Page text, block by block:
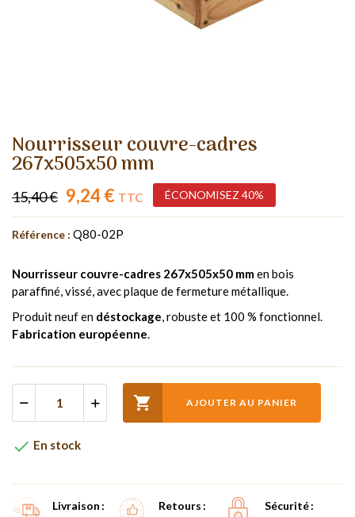
Nourrisseur couvre-cadres
267x505x50 mm
15,40 € 9,24 € TTC ÉCONOMISEZ 40%
Référence : Q80-02P
Nourrisseur couvre-cadres 267x505x50 mmen bois
paraffiné, vissé, avec plaque de fermeture métallique.
Produit neuf en déstockage, robuste et 100 % fonctionnel.
Fabrication européenne.
 AJOUTER AU PANIER
 En stock
Livraison Retours Sécurité